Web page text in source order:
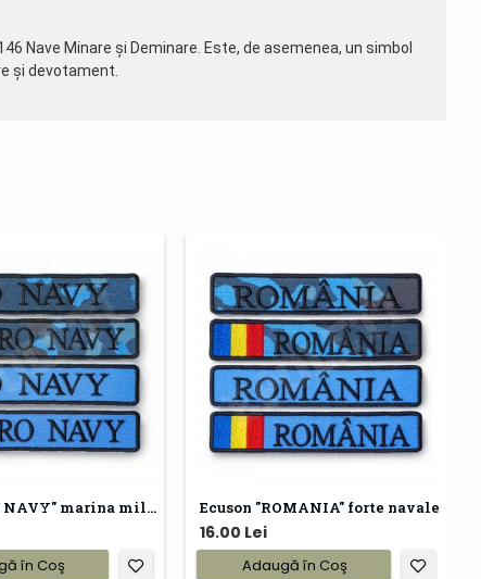
Nave Minare și Deminare. Este, de asemenea, un simbol
și devotament.
Ecuson "RO NAVY" marina militara
în Coş
Ecuson "ROMANIA" forte navale
16.00 Lei
Adaugă în Coş